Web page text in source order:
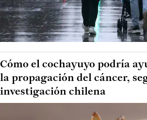
Cómo el cochayuyo podría
la propagación del cáncer,
investigación chilena